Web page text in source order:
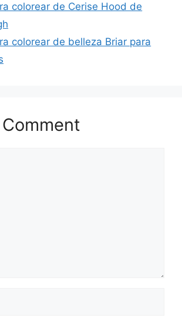
colorear de Cerise Hood de
colorear de belleza Briar para